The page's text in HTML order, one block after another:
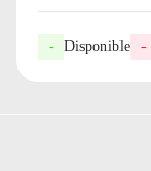
- Disponible -